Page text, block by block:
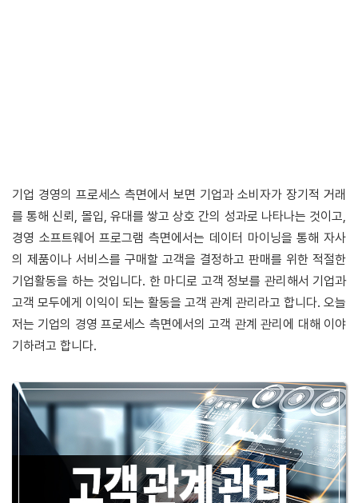
기업 경영의 프로세스 측면에서 보면 기업과 소비자가 장기적 거래
를 통해 신뢰, 몰입, 유대를 쌓고 상호 간의 성과로 나타나는 것이고,
경영 소프트웨어 프로그램 측면에서는 데이터 마이닝을 통해 자사
의 제품이나 서비스를 구매할 고객을 결정하고 판매를 위한 적절한
기업활동을 하는 것입니다. 한 마디로 고객 정보를 관리해서 기업과
고객 모두에게 이익이 되는 활동을 고객 관계 관리라고 합니다. 오늘
저는 기업의 경영 프로세스 측면에서의 고객 관계 관리에 대해 이야
기하려고 합니다.